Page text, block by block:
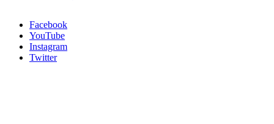
Facebook
YouTube
Instagram
Twitter